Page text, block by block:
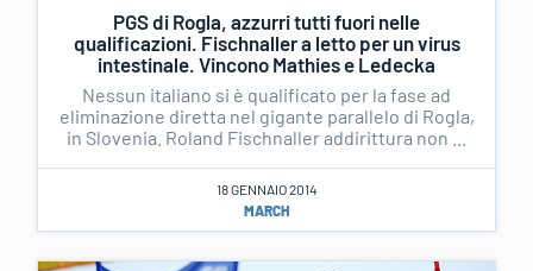
PGS di Rogla, azzurri tutti fuori nelle
qualificazioni. Fischnaller a letto per un virus
intestinale. Vincono Mathies e Ledecka
Nessun italiano si è qualificato per la fase ad
eliminazione diretta nel gigante parallelo di Rogla,
in Slovenia. Roland Fischnaller addirittura non ...
18 GENNAIO 2014
MARCH